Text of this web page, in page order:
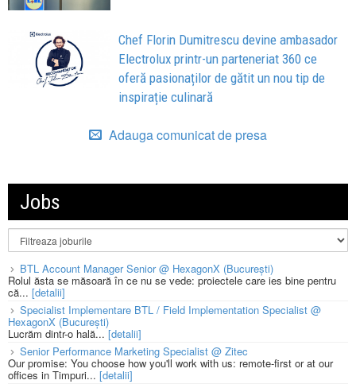
Chef Florin Dumitrescu devine ambasador
Electrolux printr-un parteneriat 360 ce
oferă pasionaților de gătit un nou tip de
inspirație culinară
Adauga comunicat de presa
Jobs
BTL Account Manager Senior @ HexagonX (București)
Rolul ăsta se măsoară în ce nu se vede: proiectele care ies bine pentru
că... [detalii]
Specialist Implementare BTL / Field Implementation Specialist @
HexagonX (București)
Lucrăm dintr-o hală... [detalii]
Senior Performance Marketing Specialist @ Zitec
Our promise: You choose how you'll work with us: remote-first or at our
offices in Timpuri... [detalii]